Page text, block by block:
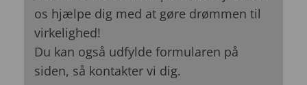
os hjælpe dig med at gøre drømmen til
virkelighed!
Du kan også udfylde formularen på
siden, så kontakter vi dig.